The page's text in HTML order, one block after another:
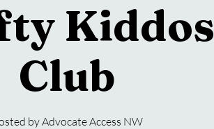
Kiddos
Club
by Advocate Access NW